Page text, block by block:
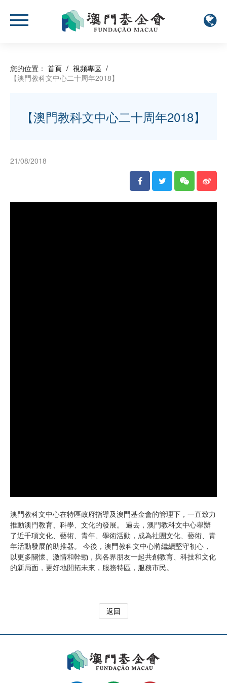
您的位置： 首頁 / 視頻專區 /
【澳門教科文中心二十周年2018】
【澳門教科文中心二十周年2018】
21/08/2018
澳門教科文中心在特區政府指導及澳門基金會的管理下，一直致力
推動澳門教育、科學、文化的發展。 過去，澳門教科文中心舉辦
了近千項文化、藝術、青年、學術活動，成為社團文化、藝術、青
年活動發展的助推器。 今後，澳門教科文中心將繼續堅守初心，
以更多關懷、激情和幹勁，與各界朋友一起共創教育、科技和文化
的新局面，更好地開拓未來，服務特區，服務市民。
返回